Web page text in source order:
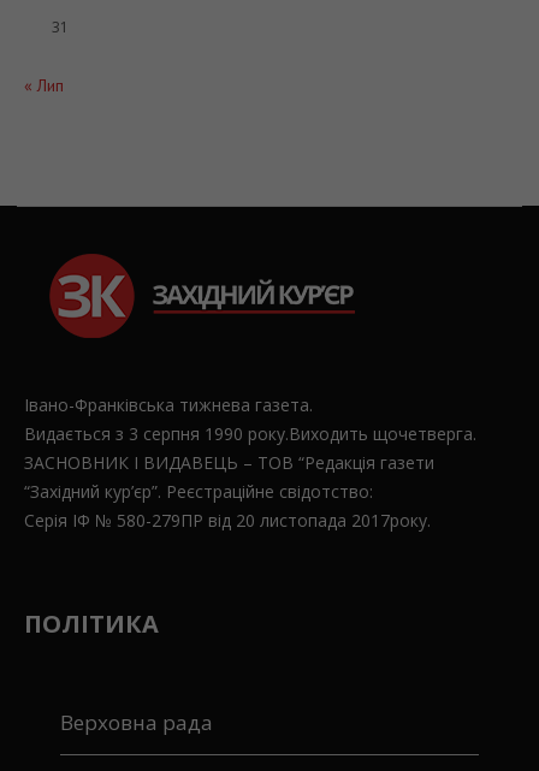
« Лип
31
Івано-Франківська тижнева газета.
Видається з 3 серпня 1990 року.Виходить щочетверга.
ЗАСНОВНИК І ВИДАВЕЦЬ – ТОВ “Редакція газети
“Західний кур’єр”. Реєстраційне свідотство:
Серія ІФ № 580-279ПР від 20 листопада 2017року.
ПОЛІТИКА
Верховна рада